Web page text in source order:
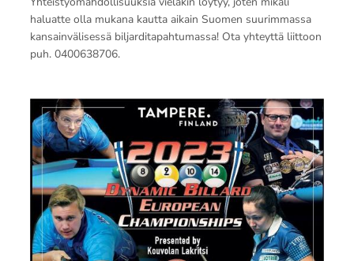
haluatte olla mukana kautta aikain Suomen suurimmassa
kansainvälisessä biljarditapahtumassa! Ota yhteyttä liittoon
puh. 0400638706.